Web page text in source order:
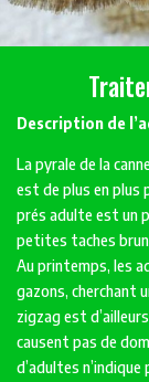
Description de
La pyrale de la
est de plus en plus
prés adulte est un
petites taches
Au printemps, les
gazons, cherchant
zigzag est
causent pas de
d’adultes